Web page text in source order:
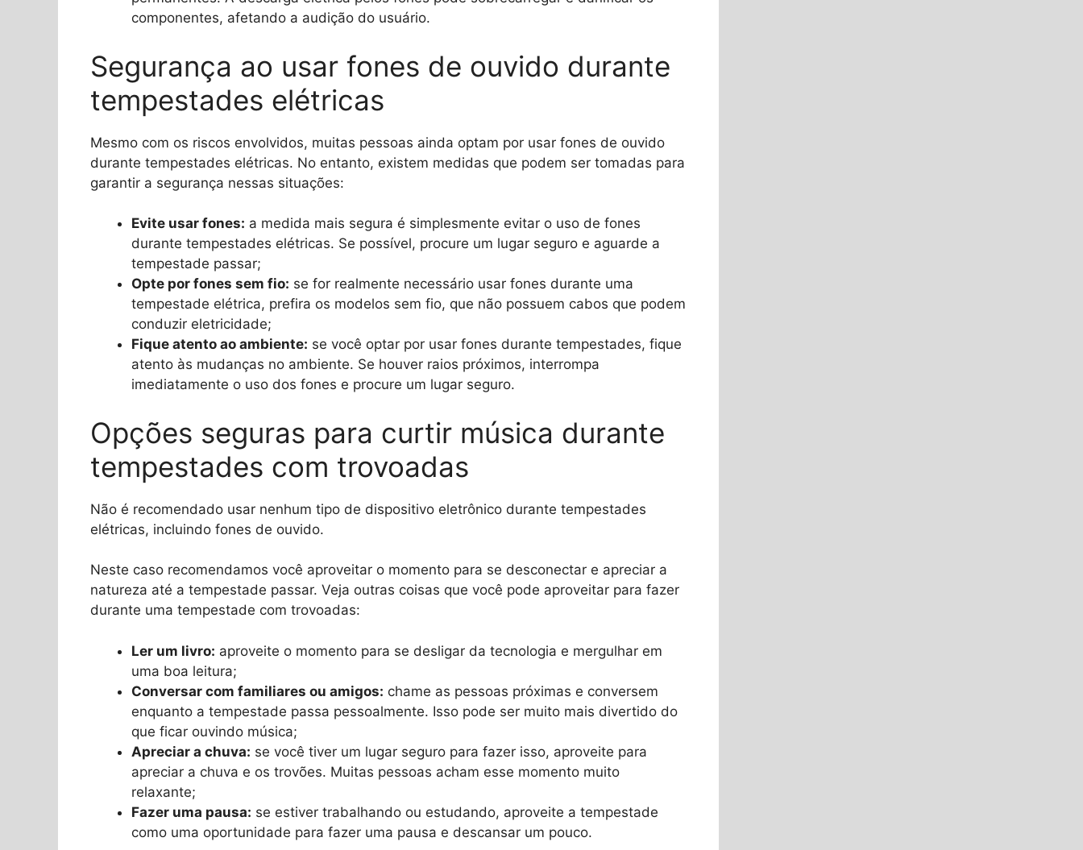
componentes, afetando a audição do usuário.
Segurança ao usar fones de ouvido durante
tempestades elétricas
Mesmo com os riscos envolvidos, muitas pessoas ainda optam por usar fones de ouvido
durante tempestades elétricas. No entanto, existem medidas que podem ser tomadas para
garantir a segurança nessas situações:
Evite usar fones: a medida mais segura é simplesmente evitar o uso de fones
durante tempestades elétricas. Se possível, procure um lugar seguro e aguarde a
tempestade passar;
Opte por fones sem fio: se for realmente necessário usar fones durante uma
tempestade elétrica, prefira os modelos sem fio, que não possuem cabos que podem
conduzir eletricidade;
Fique atento ao ambiente: se você optar por usar fones durante tempestades, fique
atento às mudanças no ambiente. Se houver raios próximos, interrompa
imediatamente o uso dos fones e procure um lugar seguro.
Opções seguras para curtir música durante
tempestades com trovoadas
Não é recomendado usar nenhum tipo de dispositivo eletrônico durante tempestades
elétricas, incluindo fones de ouvido.
Neste caso recomendamos você aproveitar o momento para se desconectar e apreciar a
natureza até a tempestade passar. Veja outras coisas que você pode aproveitar para fazer
durante uma tempestade com trovoadas:
Ler um livro: aproveite o momento para se desligar da tecnologia e mergulhar em
uma boa leitura;
Conversar com familiares ou amigos: chame as pessoas próximas e conversem
enquanto a tempestade passa pessoalmente. Isso pode ser muito mais divertido do
que ficar ouvindo música;
Apreciar a chuva: se você tiver um lugar seguro para fazer isso, aproveite para
apreciar a chuva e os trovões. Muitas pessoas acham esse momento muito
relaxante;
Fazer uma pausa: se estiver trabalhando ou estudando, aproveite a tempestade
como uma oportunidade para fazer uma pausa e descansar um pouco.